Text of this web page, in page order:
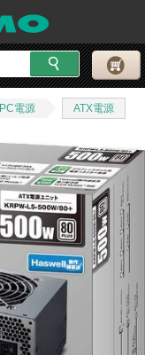
PC電源 ATX電源